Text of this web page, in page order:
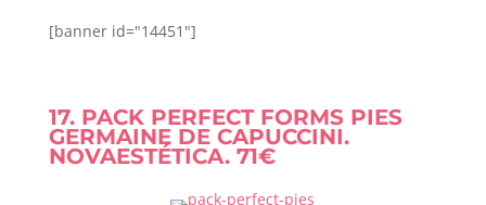
[banner id="14451"]
17. PACK PERFECT FORMS PIES
GERMAINE DE CAPUCCINI.
NOVAESTÉTICA. 71€